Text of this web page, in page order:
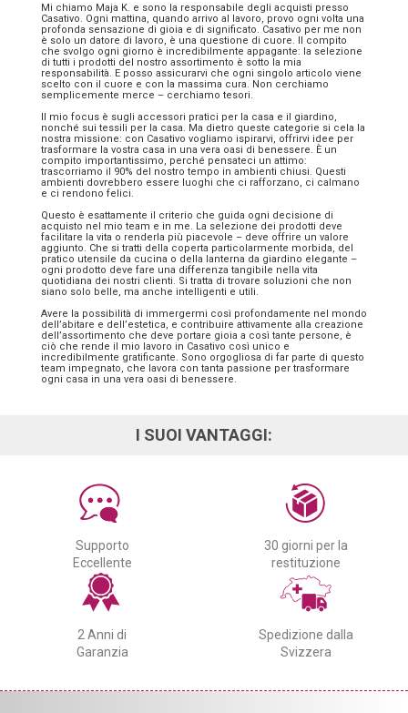
Mi chiamo Maja K. e sono la responsabile degli acquisti presso
Casativo. Ogni mattina, quando arrivo al lavoro, provo ogni volta una
profonda sensazione di gioia e di significato. Casativo per me non
è solo un datore di lavoro, è una questione di cuore. Il compito
che svolgo ogni giorno è incredibilmente appagante: la selezione
di tutti i prodotti del nostro assortimento è sotto la mia
responsabilità. E posso assicurarvi che ogni singolo articolo viene
scelto con il cuore e con la massima cura. Non cerchiamo
semplicemente merce – cerchiamo tesori.
Il mio focus è sugli accessori pratici per la casa e il giardino,
nonché sui tessili per la casa. Ma dietro queste categorie si cela la
nostra missione: con Casativo vogliamo ispirarvi, offrirvi idee per
trasformare la vostra casa in una vera oasi di benessere. È un
compito importantissimo, perché pensateci un attimo:
trascorriamo il 90% del nostro tempo in ambienti chiusi. Questi
ambienti dovrebbero essere luoghi che ci rafforzano, ci calmano
e ci rendono felici.
Questo è esattamente il criterio che guida ogni decisione di
acquisto nel mio team e in me. La selezione dei prodotti deve
facilitare la vita o renderla più piacevole – deve offrire un valore
aggiunto. Che si tratti della coperta particolarmente morbida, del
pratico utensile da cucina o della lanterna da giardino elegante –
ogni prodotto deve fare una differenza tangibile nella vita
quotidiana dei nostri clienti. Si tratta di trovare soluzioni che non
siano solo belle, ma anche intelligenti e utili.
Avere la possibilità di immergermi così profondamente nel mondo
dell’abitare e dell’estetica, e contribuire attivamente alla creazione
dell’assortimento che deve portare gioia a così tante persone, è
ciò che rende il mio lavoro in Casativo così unico e
incredibilmente gratificante. Sono orgogliosa di far parte di questo
team impegnato, che lavora con tanta passione per trasformare
ogni casa in una vera oasi di benessere.
I SUOI VANTAGGI:
Supporto
Eccellente
30 giorni per la
restituzione
2 Anni di
Garanzia
Spedizione dalla
Svizzera